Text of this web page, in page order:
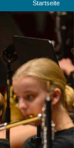
Startseite